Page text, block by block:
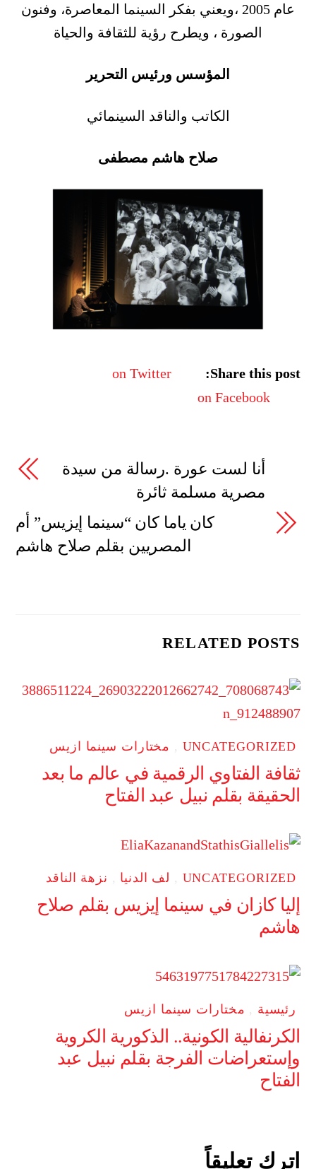
عام 2005 ،ويعني بفكر السينما المعاصرة، وفنون
الصورة ، ويطرح رؤية للثقافة والحياة
المؤسس ورئيس التحرير
الكاتب والناقد السينمائي
صلاح هاشم مصطفى
Share this post:
on Twitter
on Facebook
أنا لست عورة .رسالة من سيدة
مصرية مسلمة ثائرة
كان ياما كان “سينما إيزيس” أم
المصريين بقلم صلاح هاشم
RELATED POSTS
UNCATEGORIZED مختارات سينما ازيس
ثقافة الفتاوي الرقمية في عالم ما بعد
الحقيقة بقلم نبيل عبد الفتاح
UNCATEGORIZED لف الدنيا نزهة الناقد
إليا كازان في سينما إيزيس بقلم صلاح
هاشم
رئيسية , مختارات سينما ازيس
الكرنفالية الكونية.. الذكورية الكروية
وإستعراضات الفرجة بقلم نبيل عبد
الفتاح
اترك تعليقاً